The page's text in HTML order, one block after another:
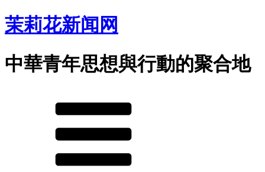
茉莉花新闻网
中華青年思想與行動的聚合地